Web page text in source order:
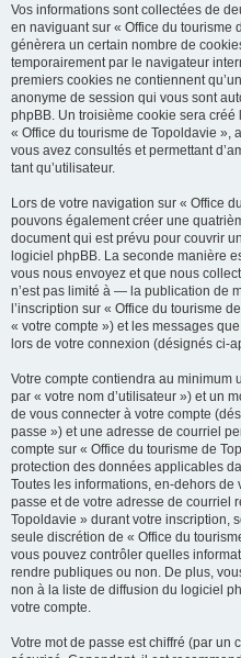
Vos informations sont collectées de
en naviguant sur « Office du tourisme
génèrera un certain nombre de
temporairement par le navigateur
premiers cookies ne contiennent
anonyme de session qui vous sont
phpBB. Un troisième cookie sera
« Office du tourisme de Topoldavie »,
vous avez consultés et permettant
tant qu’utilisateur.
Lors de votre navigation sur « Office
pouvons également créer une
document qui est prévu pour couvrir
logiciel phpBB. La seconde manière
vous nous envoyez et que nous
n’est pas limité à — la publication de
l’inscription sur « Office du tourisme
« votre compte ») et les messages
lors de votre connexion (désignés ci-
Votre compte contiendra au
par « votre nom d’utilisateur ») et un
de vous connecter à votre compte
passe ») et une adresse de courriel
compte sur « Office du tourisme de
protection des données applicables
Toutes les informations, en-dehors de
passe et de votre adresse de courriel
Topoldavie » durant votre inscription,
seule discrétion de « Office du
vous pouvez contrôler quelles
rendre publiques ou non. De plus,
non à la liste de diffusion du logiciel
votre compte.
Votre mot de passe est chiffré (par un